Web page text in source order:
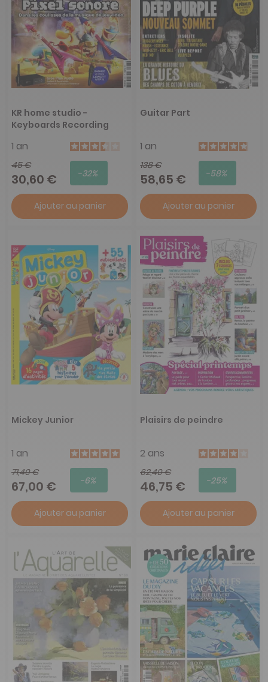
KR home studio -
Keyboards Recording
1 an
45 €
30,60 € -32%
Ajouter au panier
Guitar Part
1 an
138 €
58,65 € -58%
Ajouter au panier
Mickey Junior
1 an
71,40 €
67,00 € -6%
Ajouter au panier
Plaisirs de peindre
2 ans
62,40 €
46,75 € -25%
Ajouter au panier